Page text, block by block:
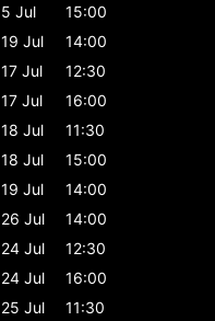
5 Jul
15:00
19 Jul
14:00
17 Jul
12:30
17 Jul
16:00
18 Jul
11:30
18 Jul
15:00
19 Jul
14:00
26 Jul
14:00
24 Jul
12:30
24 Jul
16:00
25 Jul
11:30